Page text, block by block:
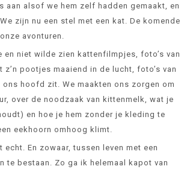
aan alsof we hem zelf hadden gemaakt, en
zijn nu een stel met een kat. De komende
avonturen.
niet wilde zien kattenfilmpjes, foto’s van
pootjes maaiend in de lucht, foto’s van
hoofd zit. We maakten ons zorgen om
over de noodzaak van kittenmelk, wat je
en hoe je hem zonder je kleding te
eekhoorn omhoog klimt.
En zowaar, tussen leven met een
te bestaan. Zo ga ik helemaal kapot van